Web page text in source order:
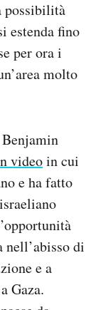
possibilità
estenda fino
per ora i
molto
videoin cui
e ha fatto
di
e a
Gaza.